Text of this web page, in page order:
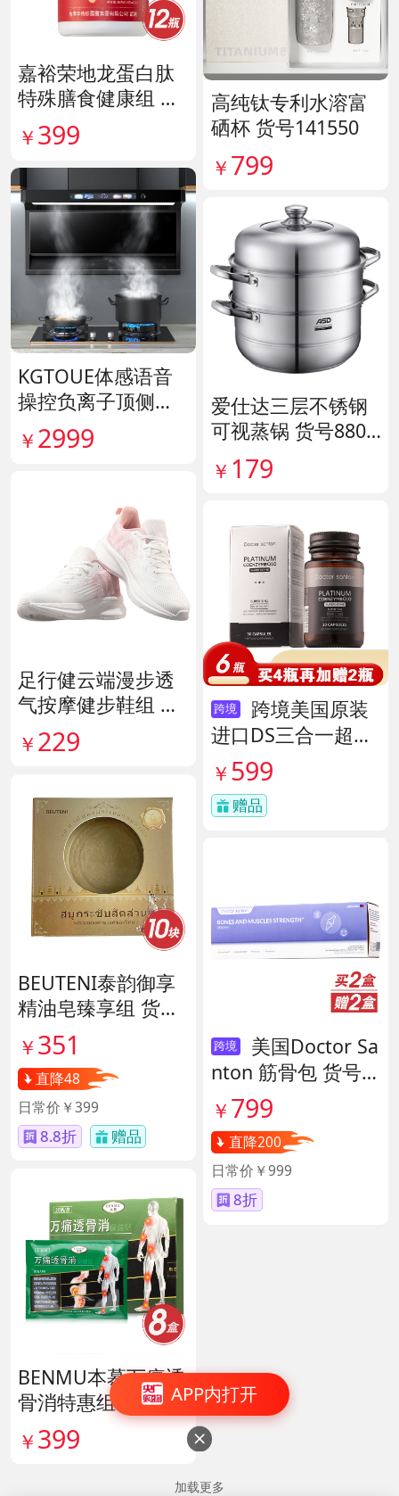
APP内打开

嘉裕荣地龙蛋白肽
特殊膳食健康组 货
号141244
￥ 399
KGTOUE体感语音
操控负离子顶侧大
吸力烟机 货号1398
28
￥ 2999
足行健云端漫步透
气按摩健步鞋组 货
号140444
￥ 229
BEUTENI泰韵御享
精油皂臻享组 货号
140122
￥ 351
直降48
日常价￥399
8.8折 赠品
BENMU本慕万痛透
骨消特惠组 货号13
5254
￥ 399
高纯钛专利水溶富
硒杯 货号141550
￥ 799
爱仕达三层不锈钢
可视蒸锅 货号8807
￥ 179
跨境
跨境美国原装
进口DS三合一超级
酶 货号138497
￥ 599
赠品
跨境
美国Doctor Sa
nton 筋骨包 货号1
40417
￥ 799
直降200
日常价￥999
8折
加载更多